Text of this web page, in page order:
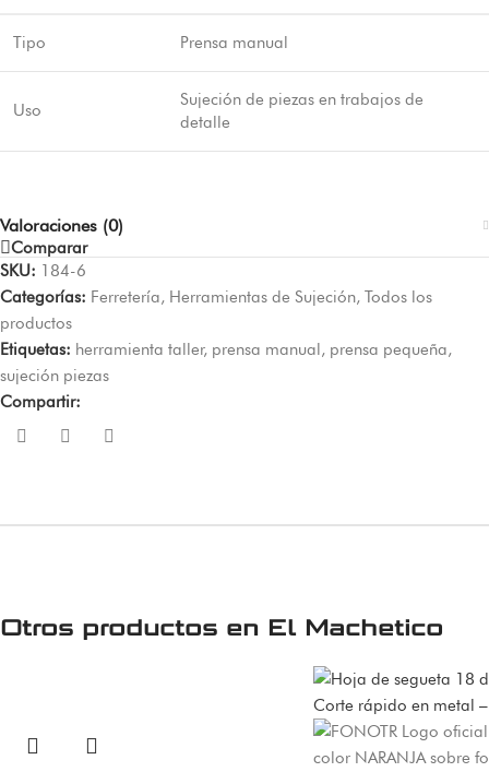
Tipo Prensa manual
Uso
Sujeción de piezas en trabajos de
detalle
Valoraciones (0)
Comparar
SKU: 184-6
Categorías: Ferretería, Herramientas de Sujeción, Todos los
productos
Etiquetas: herramienta taller, prensa manual, prensa pequeña,
sujeción piezas
Compartir:
Otros productos en El Machetico